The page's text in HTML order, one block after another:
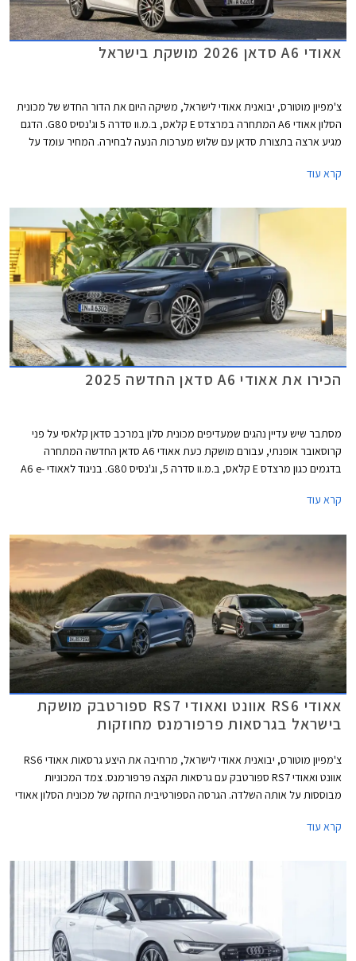
אאודי A6 סדאן 2026 מושקת בישראל
צ'מפיון מוטורס, יבואנית אאודי לישראל, משיקה היום את הדור החדש של מכונית
הסלון אאודי A6 המתחרה במרצדס E קלאס, ב.מ.וו סדרה 5 וג'נסיס G80. הדגם
מגיע ארצה בתצורת סדאן עם שלוש מערכות הנעה לבחירה. המחיר עומד על
קרא עוד
הכירו את אאודי A6 סדאן החדשה 2025
מסתבר שיש עדיין נהגים שמעדיפים מכונית סלון במרכב סדאן קלאסי על פני
קרוסאובר אופנתי, עבורם מושקת כעת אאודי A6 סדאן החדשה המתחרה
בדגמים כגון מרצדס E קלאס, ב.מ.וו סדרה 5, וג'נסיס G80. בניגוד לאאודי A6 e-
ברכבים שונים לגמרי, למרות השם הדומה.
קרא עוד
אאודי RS6 אוונט ואאודי RS7 ספורטבק מושקת
בישראל בגרסאות פרפורמנס מחוזקות
צ'מפיון מוטורס, יבואנית אאודי לישראל, מרחיבה את היצע גרסאות אאודי RS6
אוונט ואאודי RS7 ספורטבק עם גרסאות הקצה פרפורמנס. צמד המכוניות
מבוססות על אותה השלדה. הגרסה הספורטיבית החזקה של מכונית הסלון אאודי
קרא עוד